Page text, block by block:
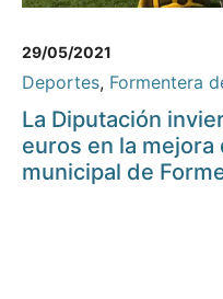
29/05/2021
Deportes, Formentera
La Diputación
euros en la
municipal de